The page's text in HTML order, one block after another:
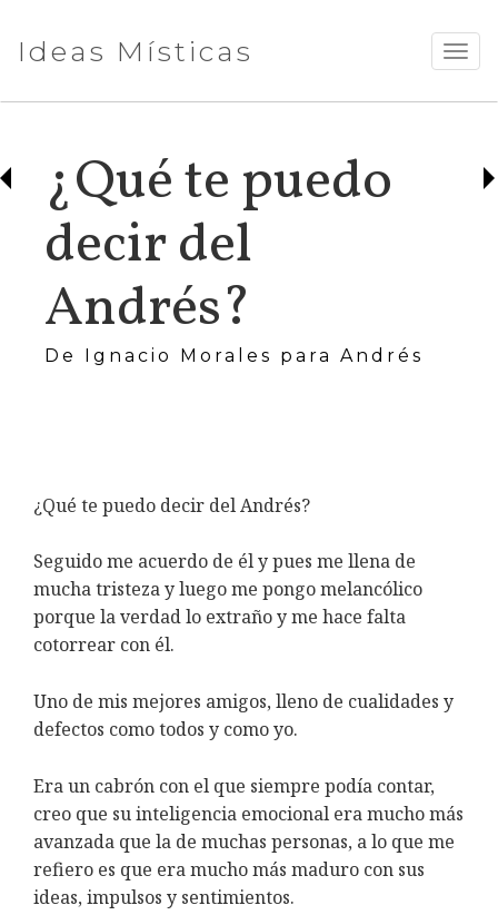
Ideas Místicas
¿Qué te puedo
decir del
Andrés?
De Ignacio Morales para Andrés
¿Qué te puedo decir del Andrés?
Seguido me acuerdo de él y pues me llena de
mucha tristeza y luego me pongo melancólico
porque la verdad lo extraño y me hace falta
cotorrear con él.
Uno de mis mejores amigos, lleno de cualidades y
defectos como todos y como yo.
Era un cabrón con el que siempre podía contar,
creo que su inteligencia emocional era mucho más
avanzada que la de muchas personas, a lo que me
refiero es que era mucho más maduro con sus
ideas, impulsos y sentimientos.